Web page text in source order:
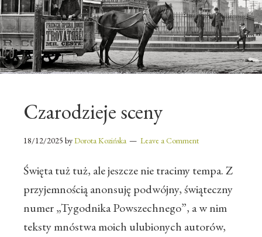
Czarodzieje sceny
18/12/2025 byDorota Kozińska Leave a Comment
Święta tuż tuż, ale jeszcze nie tracimy tempa. Z
przyjemnością anonsuję podwójny, świąteczny
numer „Tygodnika Powszechnego”, a w nim
teksty mnóstwa moich ulubionych autorów,